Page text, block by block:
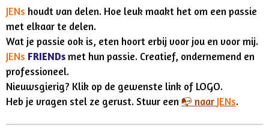
JENs houdt van delen. Hoe leuk maakt het om een passie
met elkaar te delen.
Wat je passie ook is, eten hoort erbij voor jou en voor mij.
JENs FRIENDs met hun passie. Creatief, ondernemend en
professioneel.
Nieuwsgierig? Klik op de gewenste link of LOGO.
Heb je vragen stel ze gerust. Stuur een 📭 naar JENs.